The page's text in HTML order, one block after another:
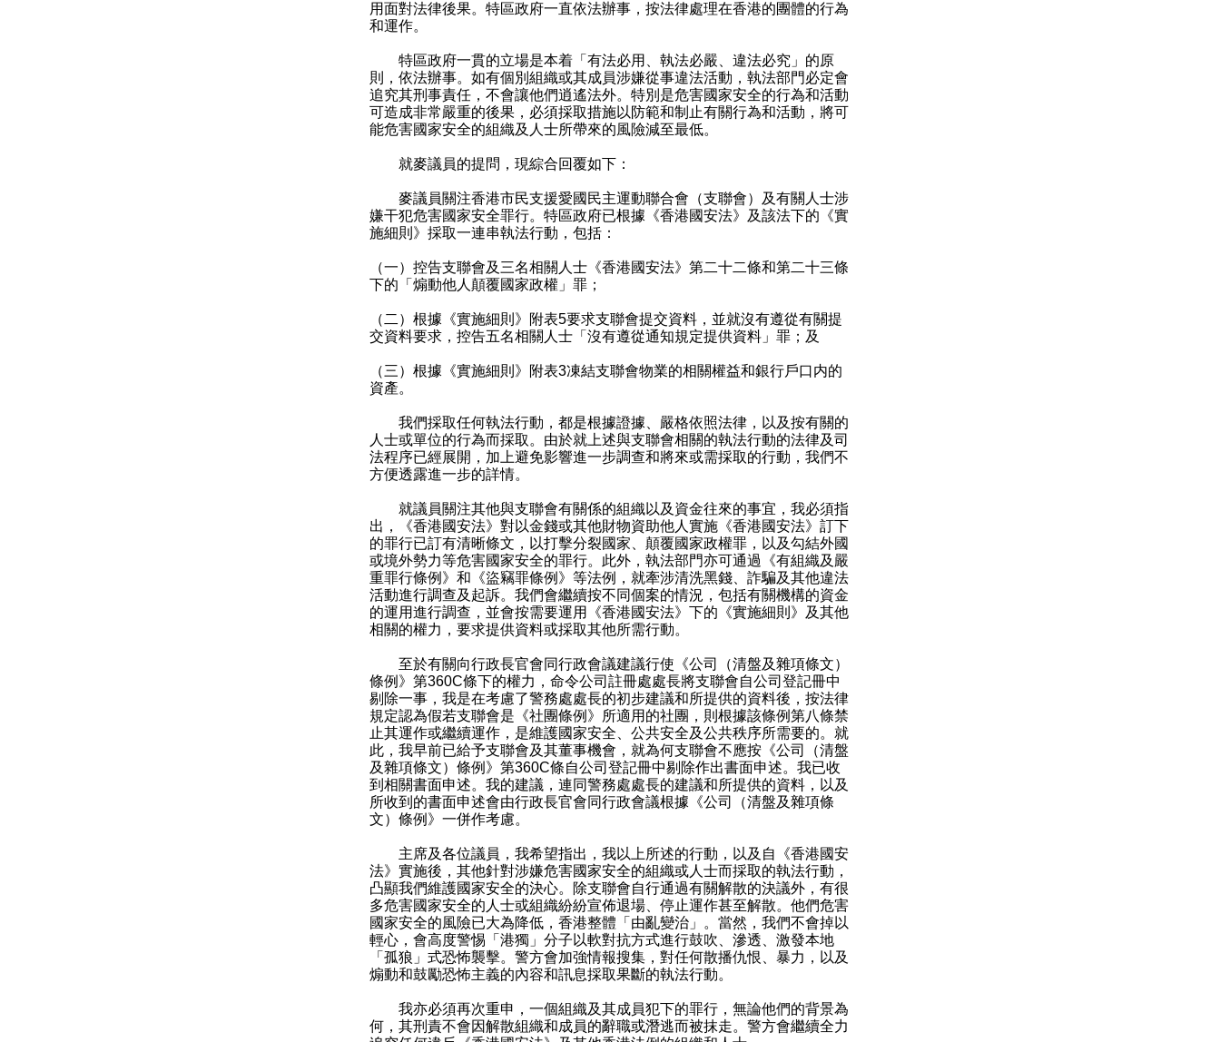
用面對法律後果。特區政府一直依法辦事，按法律處理在香港的團體的行為
和運作。
特區政府一貫的立場是本着「有法必用、執法必嚴、違法必究」的原
則，依法辦事。如有個別組織或其成員涉嫌從事違法活動，執法部門必定會
追究其刑事責任，不會讓他們逍遙法外。特別是危害國家安全的行為和活動
可造成非常嚴重的後果，必須採取措施以防範和制止有關行為和活動，將可
能危害國家安全的組織及人士所帶來的風險減至最低。
就麥議員的提問，現綜合回覆如下：
麥議員關注香港市民支援愛國民主運動聯合會（支聯會）及有關人士涉
嫌干犯危害國家安全罪行。特區政府已根據《香港國安法》及該法下的《實
施細則》採取一連串執法行動，包括：
（一）控告支聯會及三名相關人士《香港國安法》第二十二條和第二十三條
下的「煽動他人顛覆國家政權」罪；
（二）根據《實施細則》附表5要求支聯會提交資料，並就沒有遵從有關提
交資料要求，控告五名相關人士「沒有遵從通知規定提供資料」罪；及
（三）根據《實施細則》附表3凍結支聯會物業的相關權益和銀行戶口内的
資產。
我們採取任何執法行動，都是根據證據、嚴格依照法律，以及按有關的
人士或單位的行為而採取。由於就上述與支聯會相關的執法行動的法律及司
法程序已經展開，加上避免影響進一步調查和將來或需採取的行動，我們不
方便透露進一步的詳情。
就議員關注其他與支聯會有關係的組織以及資金往來的事宜，我必須指
出，《香港國安法》對以金錢或其他財物資助他人實施《香港國安法》訂下
的罪行已訂有清晰條文，以打擊分裂國家、顛覆國家政權罪，以及勾結外國
或境外勢力等危害國家安全的罪行。此外，執法部門亦可通過《有組織及嚴
重罪行條例》和《盜竊罪條例》等法例，就牽涉清洗黑錢、詐騙及其他違法
活動進行調查及起訴。我們會繼續按不同個案的情況，包括有關機構的資金
的運用進行調查，並會按需要運用《香港國安法》下的《實施細則》及其他
相關的權力，要求提供資料或採取其他所需行動。
至於有關向行政長官會同行政會議建議行使《公司（清盤及雜項條文）
條例》第360C條下的權力，命令公司註冊處處長將支聯會自公司登記冊中
剔除一事，我是在考慮了警務處處長的初步建議和所提供的資料後，按法律
規定認為假若支聯會是《社團條例》所適用的社團，則根據該條例第八條禁
止其運作或繼續運作，是維護國家安全、公共安全及公共秩序所需要的。就
此，我早前已給予支聯會及其董事機會，就為何支聯會不應按《公司（清盤
及雜項條文）條例》第360C條自公司登記冊中剔除作出書面申述。我已收
到相關書面申述。我的建議，連同警務處處長的建議和所提供的資料，以及
所收到的書面申述會由行政長官會同行政會議根據《公司（清盤及雜項條
文）條例》一併作考慮。
主席及各位議員，我希望指出，我以上所述的行動，以及自《香港國安
法》實施後，其他針對涉嫌危害國家安全的組織或人士而採取的執法行動，
凸顯我們維護國家安全的決心。除支聯會自行通過有關解散的決議外，有很
多危害國家安全的人士或組織紛紛宣佈退場、停止運作甚至解散。他們危害
國家安全的風險已大為降低，香港整體「由亂變治」。當然，我們不會掉以
輕心，會高度警惕「港獨」分子以軟對抗方式進行鼓吹、滲透、激發本地
「孤狼」式恐怖襲擊。警方會加強情報搜集，對任何散播仇恨、暴力，以及
煽動和鼓勵恐怖主義的內容和訊息採取果斷的執法行動。
我亦必須再次重申，一個組織及其成員犯下的罪行，無論他們的背景為
何，其刑責不會因解散組織和成員的辭職或潛逃而被抹走。警方會繼續全力